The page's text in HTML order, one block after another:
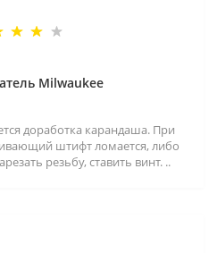
Milwaukee
доработка карандаша. При
штифт ломается, либо
резьбу, ставить винт. ..